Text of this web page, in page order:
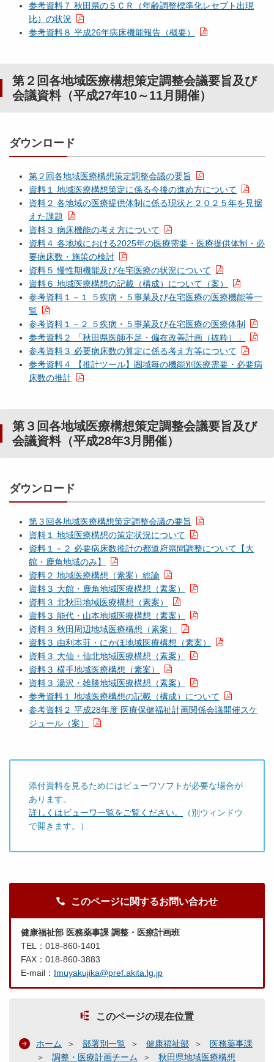
参考資料７ 秋田県のＳＣＲ（年齢調整標準化レセプト出現
比）の状況
参考資料８ 平成26年病床機能報告（概要）
第２回各地域医療構想策定調整会議要旨及び
会議資料（平成27年10～11月開催）
ダウンロード
第２回各地域医療構想策定調整会議の要旨
資料１ 地域医療構想策定に係る今後の進め方について
資料２ 各地域の医療提供体制に係る現状と２０２５年を見据
えた課題
資料３ 病床機能の考え方について
資料４ 各地域における2025年の医療需要・医療提供体制・必
要病床数・施策の検討
資料５ 慢性期機能及び在宅医療の状況について
資料６ 地域医療構想の記載（構成）について（案）
参考資料１－１ ５疾病・５事業及び在宅医療の医療機能等⼀
覧
参考資料１－２ ５疾病・５事業及び在宅医療の医療体制
参考資料２ 「秋田県医師不足・偏在改善計画（抜粋）」
参考資料３ 必要病床数の算定に係る考え方等について
参考資料４ 【推計ツール】圏域毎の機能別医療需要・必要病
床数の推計
第３回各地域医療構想策定調整会議要旨及び
会議資料（平成28年3月開催）
ダウンロード
第３回各地域医療構想策定調整会議の要旨
資料１ 地域医療構想の策定状況について
資料１－２ 必要病床数推計の都道府県間調整について【大
館・鹿角地域のみ】
資料２ 地域医療構想（素案）総論
資料３ 大館・鹿角地域医療構想（素案）
資料３ 北秋田地域医療構想（素案）
資料３ 能代・山本地域医療構想（素案）
資料３ 秋田周辺地域医療構想（素案）
資料３ 由利本荘・にかほ地域医療構想（素案）
資料３ 大仙・仙北地域医療構想（素案）
資料３ 横手地域医療構想（素案）
資料３ 湯沢・雄勝地域医療構想（素案）
参考資料１ 地域医療構想の記載（構成）について
参考資料２ 平成28年度 医療保健福祉計画関係会議開催スケ
ジュール（案）
添付資料を見るためにはビューワソフトが必要な場合が
あります。
詳しくはビューワ一覧をご覧ください。
（別ウィンドウ
で開きます。）
このページに関するお問い合わせ
健康福祉部 医務薬事課 調整・医療計画班
TEL：018-860-1401
FAX：018-860-3883
E-mail： Imuyakujika@pref.akita.lg.jp
このページの現在位置
ホーム 部署別一覧 健康福祉部
医務薬事課
調整・医療計画チーム
秋田県地域医療構想